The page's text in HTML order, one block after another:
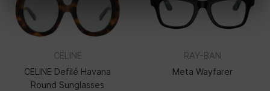
CELINE
CELINE Defilé Havana
Round Sunglasses
RAY-BAN
Meta Wayfarer